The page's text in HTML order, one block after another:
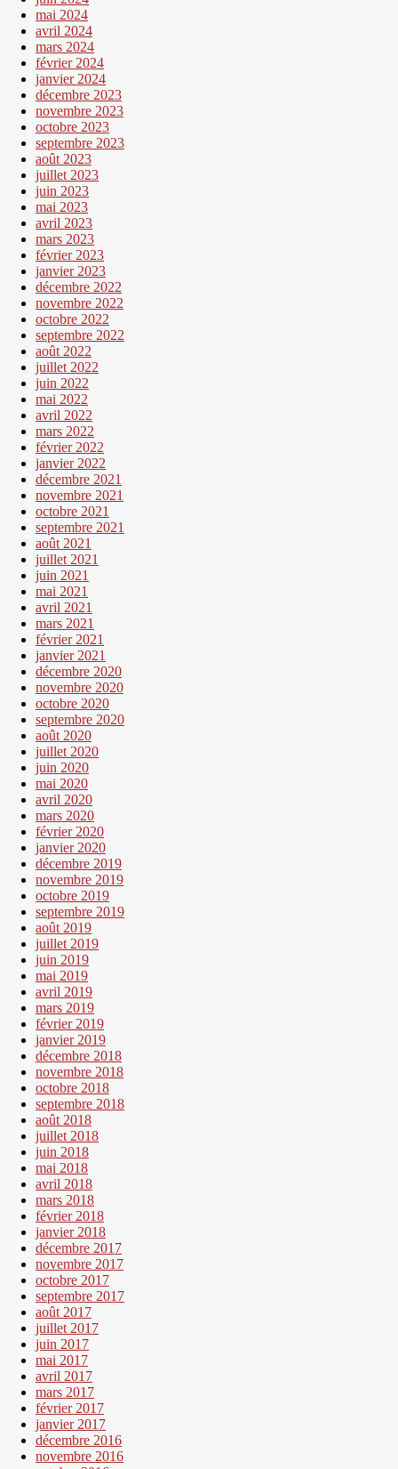
mai 2024
avril 2024
mars 2024
février 2024
janvier 2024
décembre 2023
novembre 2023
octobre 2023
septembre 2023
août 2023
juillet 2023
juin 2023
mai 2023
avril 2023
mars 2023
février 2023
janvier 2023
décembre 2022
novembre 2022
octobre 2022
septembre 2022
août 2022
juillet 2022
juin 2022
mai 2022
avril 2022
mars 2022
février 2022
janvier 2022
décembre 2021
novembre 2021
octobre 2021
septembre 2021
août 2021
juillet 2021
juin 2021
mai 2021
avril 2021
mars 2021
février 2021
janvier 2021
décembre 2020
novembre 2020
octobre 2020
septembre 2020
août 2020
juillet 2020
juin 2020
mai 2020
avril 2020
mars 2020
février 2020
janvier 2020
décembre 2019
novembre 2019
octobre 2019
septembre 2019
août 2019
juillet 2019
juin 2019
mai 2019
avril 2019
mars 2019
février 2019
janvier 2019
décembre 2018
novembre 2018
octobre 2018
septembre 2018
août 2018
juillet 2018
juin 2018
mai 2018
avril 2018
mars 2018
février 2018
janvier 2018
décembre 2017
novembre 2017
octobre 2017
septembre 2017
août 2017
juillet 2017
juin 2017
mai 2017
avril 2017
mars 2017
février 2017
janvier 2017
décembre 2016
novembre 2016